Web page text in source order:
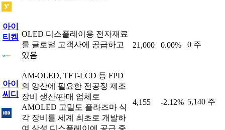
아이
티켐 OLED 디스플레이용 전자재료
를 글로벌 고객사에 공급하고
있음
21,000 0.00% 0 주
아이
씨디
AM-OLED, TFT-LCD 등 FPD
의 양산에 필요한 전공정 제조
장비 생산/판매 업체로
AMOLED 고밀도 플라즈마 식
각 장비를 세계 최초로 개발하
여 삼성 디스플레이에 공급 중
4,155 -2.12% 5,140 주